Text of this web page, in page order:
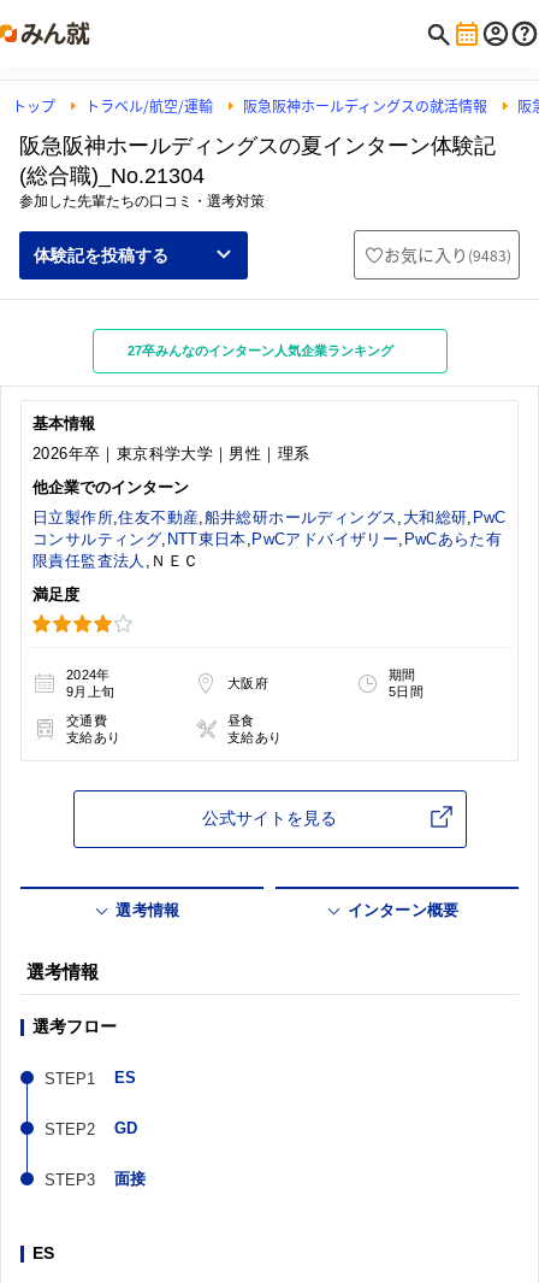
トップ トラベル/航空/運輸 阪急阪神ホールディングスの就活情報 阪
阪急阪神ホールディングスの夏インターン体験記
(総合職)_No.21304
参加した先輩たちの口コミ・選考対策
体験記を投稿する お気に入り (9483)
27卒みんなのインターン人気企業ランキング
基本情報
2026年卒｜東京科学大学｜男性｜理系
他企業でのインターン
日立製作所,住友不動産,船井総研ホールディングス, 大和総研, PwC
コンサルティング, NTT東日本, PwCアドバイザリー, PwCあらた有
限責任監査法人 ,ＮＥＣ
満足度
2024年
9月上旬
大阪府
期間
5日間
交通費
支給あり
昼食
支給あり
公式サイトを見る
選考情報 インターン概要
選考情報
選考フロー
ES
GD
面接
ES